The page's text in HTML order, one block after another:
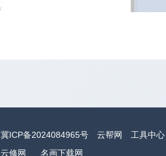
冀ICP备2024084965号 云帮网
工具中心
云修网
名画下载网